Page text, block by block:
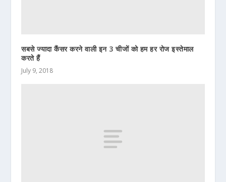
सबसे ज्यादा कैंसर करने वाली इन 3 चीजों को हम हर रोज इस्तेमाल
करते हैं
July 9, 2018